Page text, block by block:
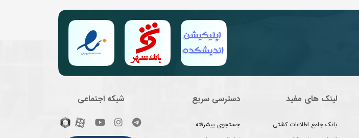
لینک های مفید
بانک جامع اطلاعات کشتی
دسترسی سریع
جستجوی پیشرفته
شبکه اجتماعی